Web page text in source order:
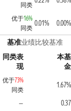
同类
优于16%
同类
0.01% 0.00%
基准业绩比较基准
同类表
现
本基
金
优于73%
同类
1.67%
—
0.37